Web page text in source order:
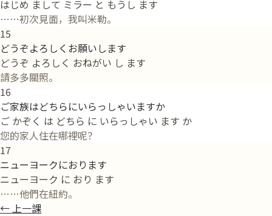
はじめ まして ミラー と もうし ます
……初次見面，我叫米勒。
15
どうぞよろしくお願いします
どうぞ よろしく おねがい し ます
請多多關照。
16
ご家族はどちらにいらっしゃいますか
ご かぞく は どちら に いらっしゃい ます か
您的家人住在哪裡呢？
17
ニューヨークにおります
ニューヨーク に おり ます
……他們在紐約。
←上一課